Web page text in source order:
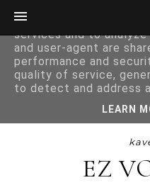
EZ
This site uses cookies
services and to
and user-agent are
performance and
quality of service,
to detect and address
LEARN